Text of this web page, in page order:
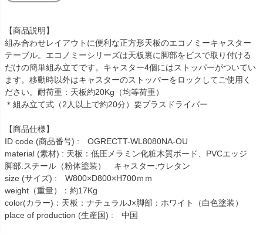
【商品説明】
組み合わせレイアウトに便利な正方形天板のエコノミーキャスター
テーブル。エコノミーシリーズは天板裏に脚部をビスで取り付ける
だけの簡単組み立てです。キャスター4個にはストッパーがついてい
ます。移動時以外はキャスターのストッパーをロックしてご使用く
ださい。耐荷重：天板約20Kg（均等荷重）
＊組み立て式（2人以上で約20分）要プラスドライバー
【商品仕様】
ID code (商品番号) : OGRECTT-WL8080NA-OU
material (素材) : 天板：低圧メラミン化粧木質ボード、PVCエッジ
脚部:スチール（粉体塗装） キャスター:ウレタン
size (サイズ) : W800×D800×H700ｍｍ
weight（重量）：約17Kg
color(カラー)：天板：ナチュラルJ×脚部：ホワイト（白色塗装）
place of production (生産国) : 中国